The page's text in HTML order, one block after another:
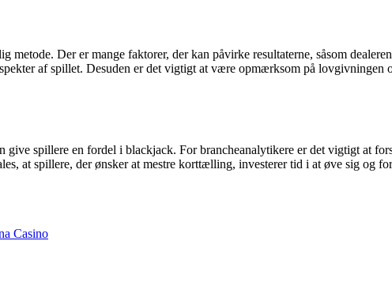
Der er mange faktorer, der kan påvirke resultaterne, såsom
af spillet. Desuden er det vigtigt at være opmærksom på
give spillere en fordel i blackjack. For brancheanalytikere er det vigtigt at
at spillere, der ønsker at mestre korttælling, investerer tid i at øve sig og
Casino